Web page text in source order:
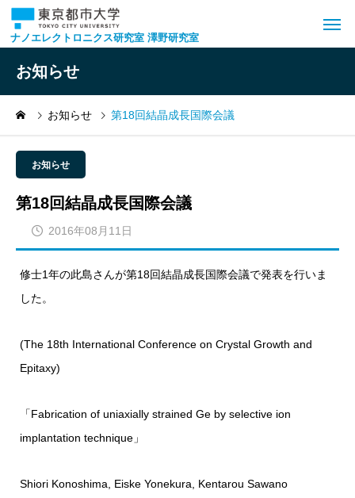
ナノエレクトロニクス研究室 澤野研究室
お知らせ
お知らせ 第18回結晶成長国際会議
お知らせ
第18回結晶成長国際会議
2016年08月11日
修士1年の此島さんが第18回結晶成長国際会議で発表を行いま
した。
(The 18th International Conference on Crystal Growth and
Epitaxy)
「Fabrication of uniaxially strained Ge by selective ion
implantation technique」
Shiori Konoshima, Eiske Yonekura, Kentarou Sawano